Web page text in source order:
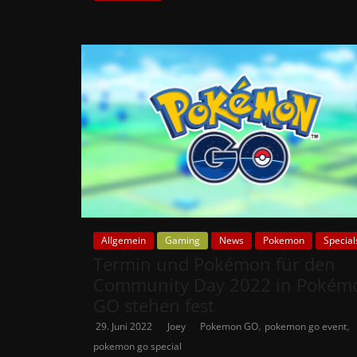
Allgemein Gaming News Pokemon
29. Juni 2022 Joey Pokemon GO, pokemon go event,
pokemon go special